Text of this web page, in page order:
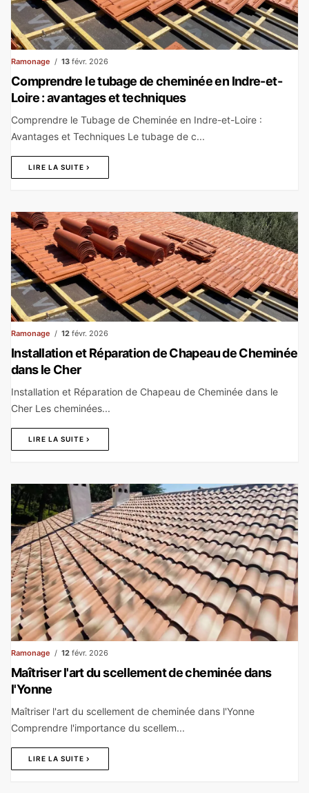
Ramonage 13 févr. 2026
Comprendre le tubage de cheminée en Indre-et-
Loire : avantages et techniques
Comprendre le Tubage de Cheminée en Indre-et-Loire :
Avantages et Techniques Le tubage de c...
LIRE LA SUITE
Ramonage 12 févr. 2026
Installation et Réparation de Chapeau de Cheminée
dans le Cher
Installation et Réparation de Chapeau de Cheminée dans le
Cher Les cheminées...
LIRE LA SUITE
Ramonage 12 févr. 2026
Maîtriser l'art du scellement de cheminée dans
l'Yonne
Maîtriser l'art du scellement de cheminée dans l'Yonne
Comprendre l'importance du scellem...
LIRE LA SUITE